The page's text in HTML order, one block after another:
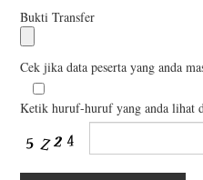
Bukti Transfer
Cek jika data peserta yang anda
Ketik huruf-huruf yang anda lihat